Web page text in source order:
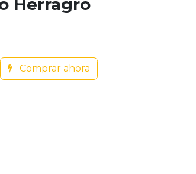
Herragro
Comprar ahora